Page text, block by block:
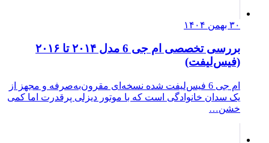
۳۰ بهمن ۱۴۰۴
بررسی تخصصی ام جی 6 مدل ۲۰۱۴ تا ۲۰۱۶
(فیس‌لیفت)
ام جی 6 فیس‌لیفت شده نسخه‌ای مقرون‌به‌صرفه و مجهز از
یک سدان خانوادگی است که با موتور دیزلی پرقدرت اما کمی
خشن…